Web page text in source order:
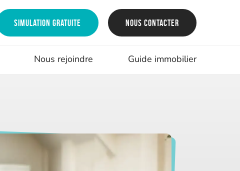
Simulation gratuite Nous contacter
Nous rejoindre Guide immobilier